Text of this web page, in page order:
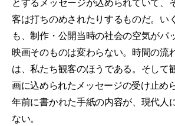
とするメッセージが込められていて、
客は打ちのめされたりするものだ。い
も、制作・公開当時の社会の空気がパ
映画そのものは変わらない。時間の流
は、私たち観客のほうである。そして
画に込められたメッセージの受け止め
年前に書かれた手紙の内容が、現代人
ない。